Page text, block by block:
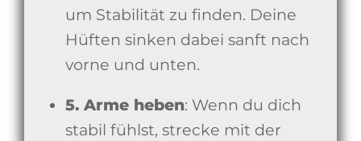
um Stabilität zu finden. Deine
Hüften sinken dabei sanft nach
vorne und unten.
5. Arme heben: Wenn du dich
stabil fühlst, strecke mit der